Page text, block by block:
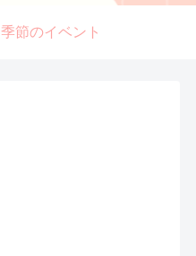
季節のイベント